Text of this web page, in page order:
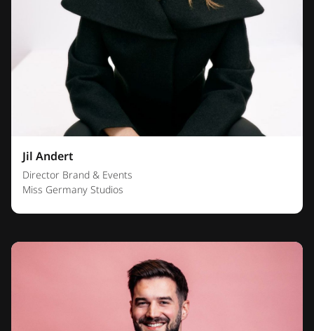
Jil Andert
Director Brand & Events
Miss Germany Studios